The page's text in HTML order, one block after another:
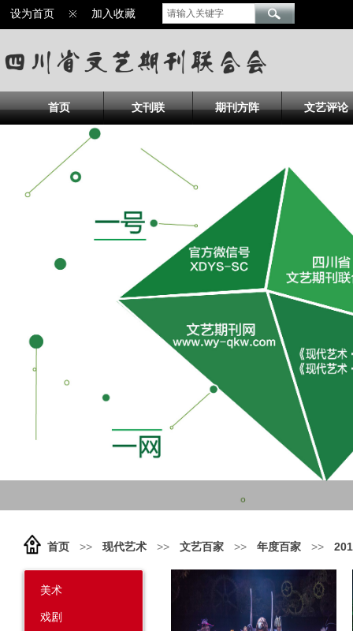
设为首页 ※ 加入收藏
首页 文刊联 期刊方阵 文艺评论
首页 >> 现代艺术 >> 文艺百家 >> 年度百家 >>
美术
戏剧